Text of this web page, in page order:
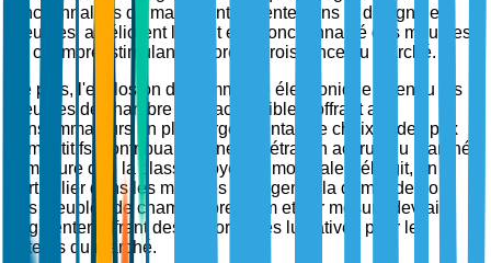
fonctionnalités de maison intelligente dans le design des
meubles, améliorent l'attrait et la fonctionnalité des meubles
de chambre, stimulant encore la croissance du marché.
De plus, l'explosion du commerce électronique a rendu les
meubles de chambre plus accessibles, offrant aux
consommateurs un plus large éventail de choix et des prix
compétitifs, contribuant à une pénétration accrue du marché.
À mesure que la classe moyenne mondiale s'élargit, en
particulier dans les marchés émergents, la demande pour
des meubles de chambre premium et sur mesure devrait
augmenter, offrant des opportunités lucratives pour les
acteurs du marché.